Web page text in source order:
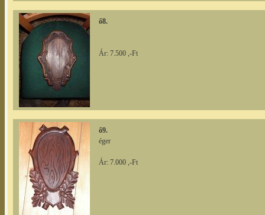
ő8.
Ár: 7.500 ,-Ft
ő9.
éger
Ár: 7.000 ,-Ft